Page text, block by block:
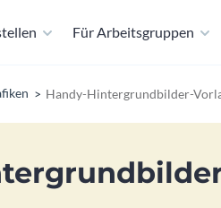
Für Arbeitsgruppen
Handy-Hintergrundbilder-